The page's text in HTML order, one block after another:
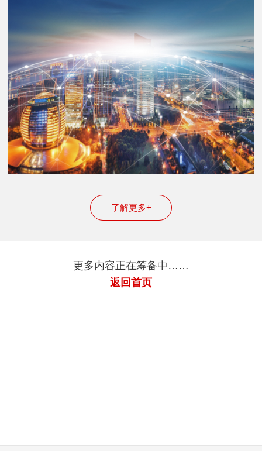
了解更多+
更多内容正在筹备中……
返回首页